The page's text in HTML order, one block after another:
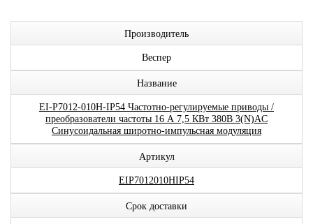
Производитель
Веспер
Название
EI-P7012-010H-IP54 Частотно-регулируемые приводы /
преобразователи частоты 16 А 7,5 КВт 380В 3(N)AC
Синусоидальная широтно-импульсная модуляция
Артикул
EIP7012010HIP54
Срок доставки